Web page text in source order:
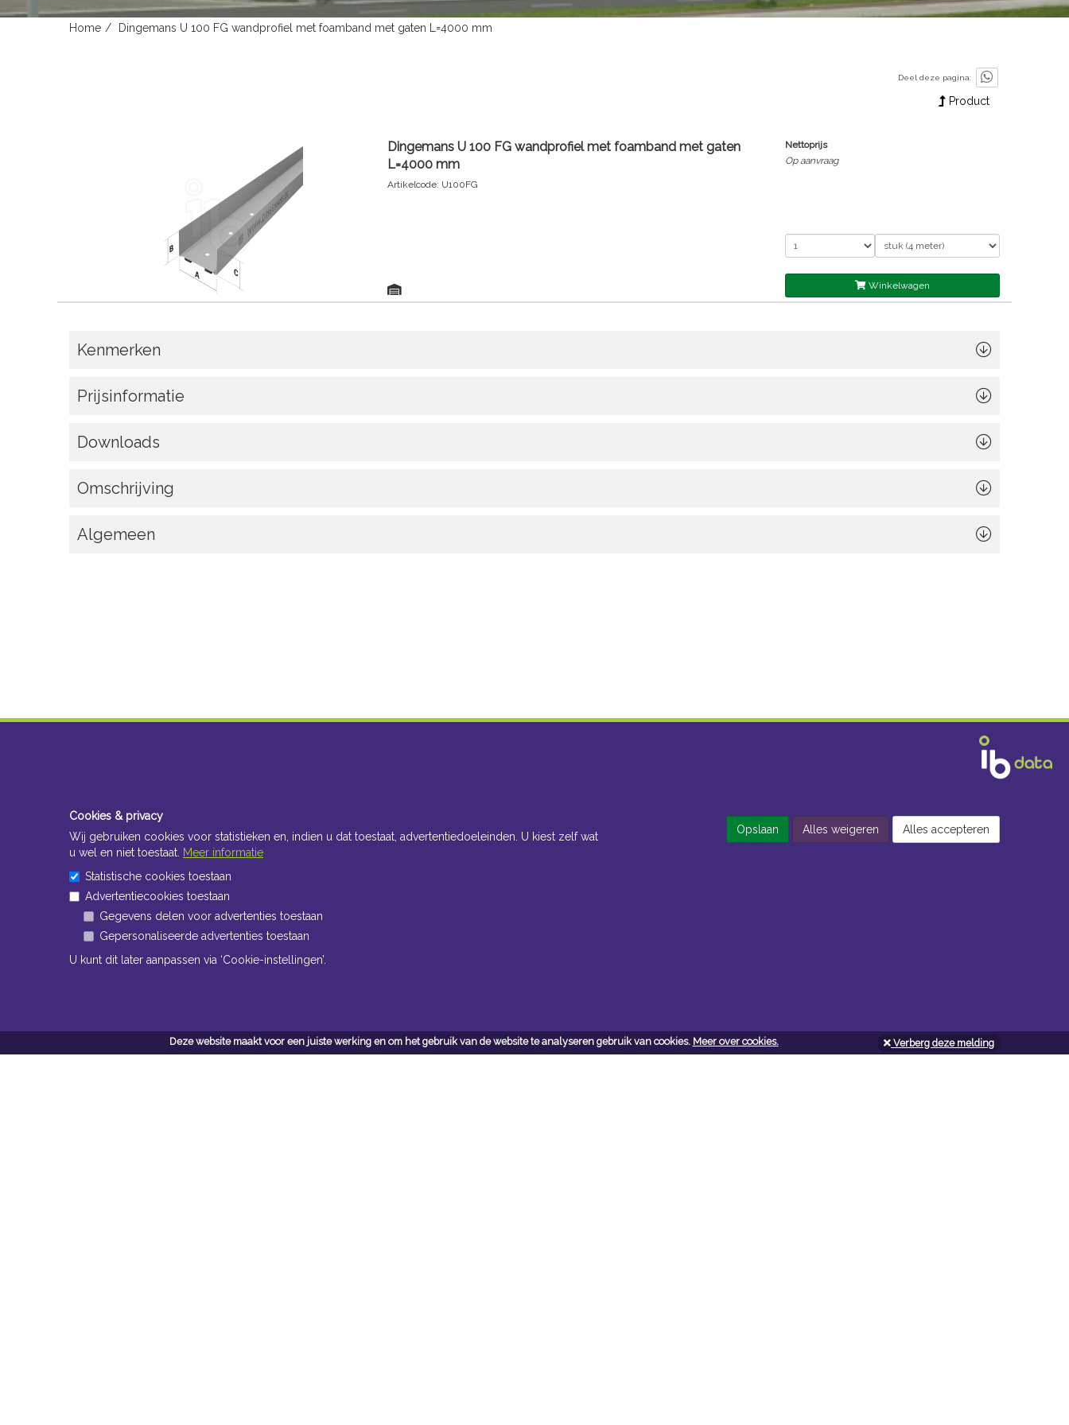
Deze website maakt voor een juiste werking en om het gebruik van de website te analyseren gebruik van cookies. Meer over cookies. Verberg deze melding
Home Dingemans U 100 FG wandprofiel met foamband met gaten L=4000 mm
Deel deze pagina:
Product
Dingemans U 100 FG wandprofiel met foamband met gaten
L=4000 mm
Artikelcode: U100FG
Nettoprijs
Op aanvraag
Winkelwagen
Kenmerken
Prijsinformatie
Downloads
Omschrijving
Algemeen
Cookies & privacy
Wij gebruiken cookies voor statistieken en, indien u dat toestaat, advertentiedoeleinden. U kiest zelf wat
u wel en niet toestaat. Meer informatie
Statistische cookies toestaan
Advertentiecookies toestaan
Gegevens delen voor advertenties toestaan
Gepersonaliseerde advertenties toestaan
U kunt dit later aanpassen via ‘Cookie-instellingen’.
Opslaan Alles weigeren Alles accepteren